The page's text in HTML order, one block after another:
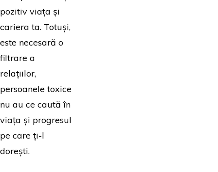
pozitiv viața și
cariera ta. Totuși,
este necesară o
filtrare a
relațiilor,
persoanele toxice
nu au ce caută în
viața și progresul
pe care ți-l
dorești.